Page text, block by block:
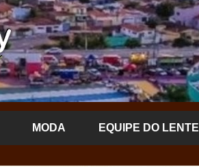
MODA EQUIPE DO LENTE